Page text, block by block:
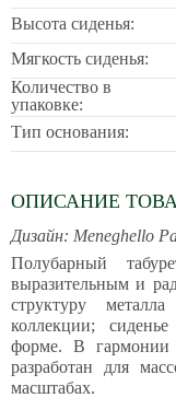
Высота сиденья:
Мягкость сиденья:
Количество в
упаковке:
Тип основания:
ОПИСАНИЕ
Дизайн: Meneghello
Полубарный
выразительным и
структуру
коллекции;
форме. В
разработан для
масштабах.